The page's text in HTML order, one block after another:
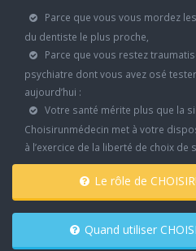
Parce que vous vous mordez
du dentiste le plus proche,
Parce que vous restez
psychiatre dont vous avez osé
aujourd’hui :
Votre santé mérite plus que la
Choisirunmédecin met à votre
à l’exercice de la liberté de choix de
Le rôle de
Quand